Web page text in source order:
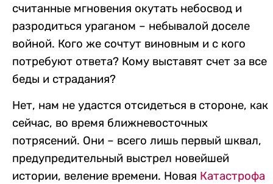
считанные мгновения окутать небосвод и
разродиться ураганом – небывалой доселе
войной. Кого же сочтут виновным и с кого
потребуют ответа? Кому выставят счет за все
беды и страдания?
Нет, нам не удастся отсидеться в стороне, как
сейчас, во время ближневосточных
потрясений. Они – всего лишь первый шквал,
предупредительный выстрел новейшей
истории, веление времени. Новая Катастрофа